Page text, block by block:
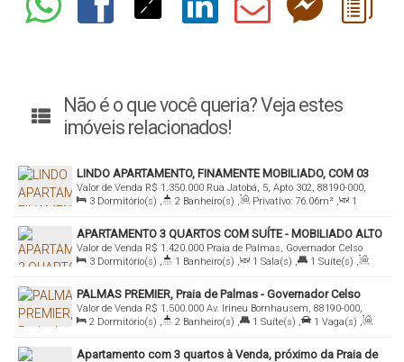
Não é o que você queria? Veja estes
imóveis relacionados!
LINDO APARTAMENTO, FINAMENTE MOBILIADO, COM 03
QUARTOS A VENDA NA PRAIA DE PALMAS
R$ 1.350.000
Valor de Venda
Rua Jatobá, 5, Apto 302, 88190-000,
Praia de Palmas, Governador Celso Ramos, Santa Catarina, Brasil
3 Dormitório(s) , 2 Banheiro(s) , Privativo: 76.06m² ,
1
Sala(s) , 1 Suíte(s) , Total: 86.06m² , 1 Vaga(s) ,
600m
Distância do Mar , Útil: 76.06m²
APARTAMENTO 3 QUARTOS COM SUÍTE - MOBILIADO ALTO
PADRÃO - PRAIA DE PALMAS
R$ 1.420.000
Valor de Venda
Praia de Palmas, Governador Celso
Ramos, Santa Catarina, Brasil
3 Dormitório(s) , 1 Banheiro(s) , 1 Sala(s) , 1 Suíte(s) ,
Total: 80.37m² , 1 Vaga(s) , Útil: 80.37m²
PALMAS PREMIER, Praia de Palmas - Governador Celso
Ramos
R$ 1.500.000
Valor de Venda
Av. Irineu Bornhausem, 88190-000,
Praia de Palmas, Governador Celso Ramos, Santa Catarina, Brasil
2 Dormitório(s) , 2 Banheiro(s) , 1 Suíte(s) , 1 Vaga(s) ,
Útil: 82.00m²
Apartamento com 3 quartos à Venda, próximo da Praia de